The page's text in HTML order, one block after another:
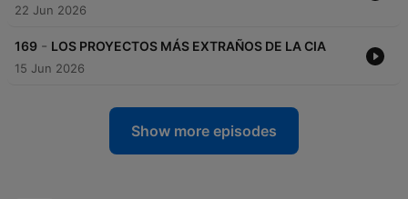
22 Jun 2026
169 - LOS PROYECTOS MÁS EXTRAÑOS DE LA CIA
15 Jun 2026
Show more episodes